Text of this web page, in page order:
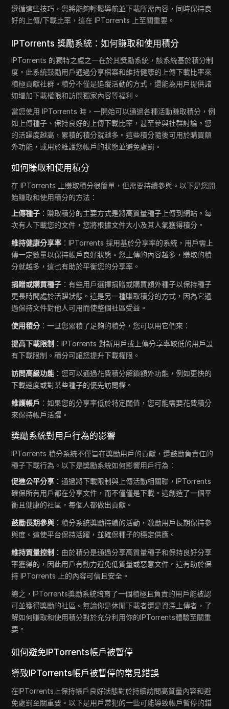
遵循這些技巧，您將能夠輕鬆導航並下載所需內容，同時保持良
好的上傳/下載比率，這在 IPTorrents 上至關重要。
IPTorrents 獎勵系統：如何賺取和使用積分
IPTorrents 的獨特之處之一在於其獎勵系統，該系統基於積分制
度。此系統鼓勵用戶通過分享檔案和維持健康的上傳下載比率來
積極貢獻社群。積分不僅是追蹤活動的方式，還能為用戶提供諸
如增加下載權限和訪問獨家內容等福利。
當您使用 IPTorrents 時，一開始可以通過各種活動賺取積分，例
如上傳種子、保持良好的上傳下載比率，甚至參與社群討論。您
的活躍度越高，累積的積分就越多。這些積分隨後可用於購買額
外功能，或用於維護您帳戶的狀態並避免處罰。
如何賺取和使用積分
在 IPTorrents 上賺取積分很簡單，但需要持續參與。以下是您開
始賺取和使用積分的方法：
上傳種子 ：賺取積分的主要方式是將高質量種子上傳到網站。每
次有人下載您的文件，您將根據文件大小及其人氣獲得積分。
維持健康分享率 ：IPTorrents 採用基於分享率的系統，用戶需上
傳一定數量以保持帳戶良好狀態。您上傳的內容越多，賺取的積
分就越多，這也有助於平衡您的分享率。
捐贈或購買種子 ：有些用戶選擇捐贈或購買額外種子以保持種子
更長時間處於活躍狀態。這是另一種賺取積分的方式，因為它通
過保持文件對他人可用而使整個社區受益。
使用積分 ：一旦您累積了足夠的積分，您可以用它們來：
提高下載限制 ：IPTorrents 對新用戶或上傳分享率較低的用戶設
有下載限制。積分可讓您提升下載權限。
訪問高級功能 ：您可以通過花費積分解鎖額外功能，例如更快的
下載速度或對某些種子的優先訪問權。
維護帳戶 ：如果您的分享率低於特定閾值，您可能需要花費積分
來保持帳戶活躍。
獎勵系統對用戶行為的影響
IPTorrents 積分系統不僅旨在獎勵用戶的貢獻，還鼓勵負責任的
種子下載行為。以下是獎勵系統如何影響用戶行為：
促進公平分享 ：通過將下載限制與上傳活動相關聯，IPTorrents
確保所有用戶都在分享文件，而不僅僅是下載。這創造了一個平
衡且健康的社區，每個人都做出貢獻。
鼓勵長期參與 ：積分系統獎勵持續的活動，激勵用戶長期保持參
與度。這使平台保持活躍，並確保種子的穩定供應。
維持質量控制 ：由於積分是通過分享高質量種子和保持良好分享
率獲得的，因此用戶有動力避免低質量或惡意文件。這有助於保
持 IPTorrents 上的內容可信且安全。
總之，IPTorrents獎勵系統培育了一個積極且負責的用戶能被認
可並獲得獎勵的社區。無論你是休閒下載者還是資深上傳者，了
解如何賺取和使用積分對於充分利用你的IPTorrents體驗至關重
要。
如何避免IPTorrents帳戶被暫停
導致IPTorrents帳戶被暫停的常見錯誤
在IPTorrents上保持帳戶良好狀態對於持續訪問高質量內容和避
免處罰至關重要。以下是用戶常犯的一些可能導致帳戶暫停的錯